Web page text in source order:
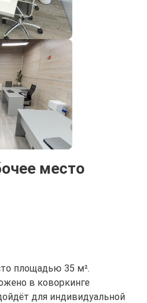
место
площадью 35 м².
в коворкинге
для индивидуальной